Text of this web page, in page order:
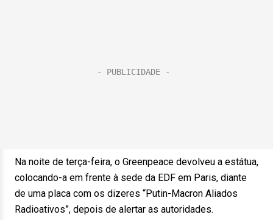
Na noite de terça-feira, o Greenpeace devolveu a estátua,
colocando-a em frente à sede da EDF em Paris, diante
de uma placa com os dizeres “Putin-Macron Aliados
Radioativos”, depois de alertar as autoridades.